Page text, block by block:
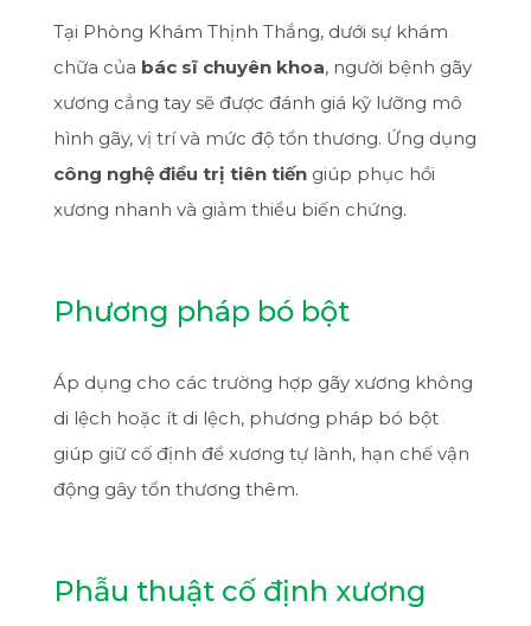
Tại Phòng Khám Thịnh Thắng, dưới sự khám
chữa của bác sĩ chuyên khoa, người bệnh gãy
xương cẳng tay sẽ được đánh giá kỹ lưỡng mô
hình gãy, vị trí và mức độ tổn thương. Ứng dụng
công nghệ điều trị tiên tiếngiúp phục hồi
xương nhanh và giảm thiểu biến chứng.
Phương pháp bó bột
Áp dụng cho các trường hợp gãy xương không
di lệch hoặc ít di lệch, phương pháp bó bột
giúp giữ cố định để xương tự lành, hạn chế vận
động gây tổn thương thêm.
Phẫu thuật cố định xương